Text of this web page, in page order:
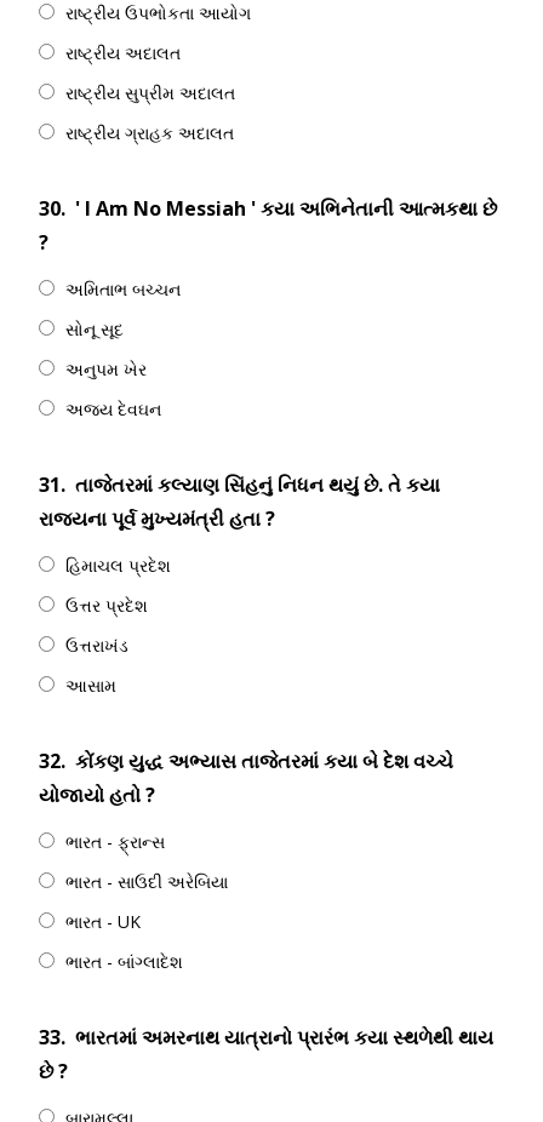
રાષ્ટ્રીય ઉપભોકતા આયોગ
રાષ્ટ્રીય અદાલત
રાષ્ટ્રીય સુપ્રીમ અદાલત
રાષ્ટ્રીય ગ્રાહક અદાલત
30. ' I Am No Messiah ' કયા અભિનેતાની આત્મકથા છે
?
અમિતાભ બચ્ચન
સોનૂ સૂદ
અનુપમ ખેર
અજય દેવઘન
31. તાજેતરમાં કલ્યાણ સિંહનું નિધન થયું છે. તે કયા
રાજ્યના પૂર્વ મુખ્યમંત્રી હતા ?
હિમાચલ પ્રદેશ
ઉત્તર પ્રદેશ
ઉત્તરાખંડ
આસામ
32. કોંકણ યુદ્ધ અભ્યાસ તાજેતરમાં કયા બે દેશ વચ્ચે
યોજાયો હતો ?
ભારત - ફ્રાન્સ
ભારત - સાઉદી અરેબિયા
ભારત - UK
ભારત - બાંગ્લાદેશ
33. ભારતમાં અમરનાથ યાત્રાનો પ્રારંભ કયા સ્થળેથી થાય
છે ?